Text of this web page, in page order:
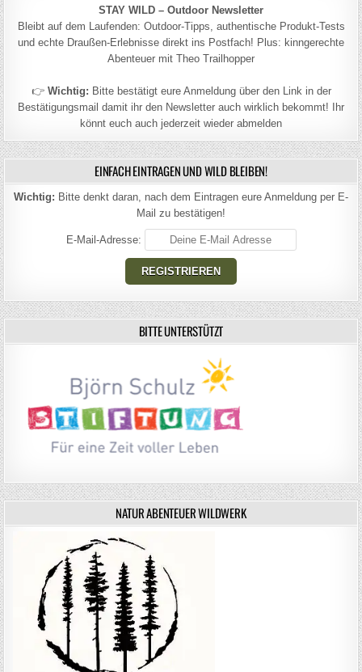
STAY WILD – Outdoor Newsletter
Bleibt auf dem Laufenden: Outdoor-Tipps, authentische Produkt-Tests
und echte Draußen-Erlebnisse direkt ins Postfach! Plus: kinngerechte
Abenteuer mit Theo Trailhopper
👉 Wichtig: Bitte bestätigt eure Anmeldung über den Link in der
Bestätigungsmail damit ihr den Newsletter auch wirklich bekommt! Ihr
könnt euch auch jederzeit wieder abmelden
EINFACH EINTRAGEN UND WILD BLEIBEN!
Wichtig: Bitte denkt daran, nach dem Eintragen eure Anmeldung per E-
Mail zu bestätigen!
E-Mail-Adresse:
BITTE UNTERSTÜTZT
NATUR ABENTEUER WILDWERK